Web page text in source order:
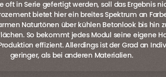
oft in Serie gefertigt werden, soll das Ergebnis
bietet hier ein breites Spektrum an
Naturtönen über kühlen Betonlook bis hin
So bekommt jedes Modul seine eigene
effizient. Allerdings ist der Grad an
geringer, als bei anderen Materialien.